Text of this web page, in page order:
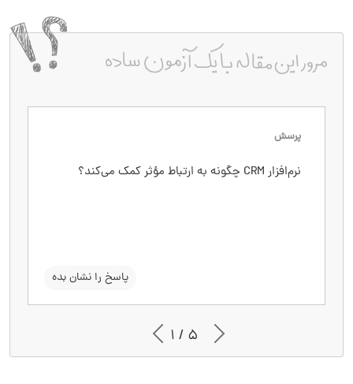
پرسش
نرم‌افزار CRM چگونه به ارتباط مؤثر کمک می‌کند؟
پاسخ را نشان بده
با جمع‌آوری و تحلیل داده‌های مشتریان، امکان ارسال
1 / 5